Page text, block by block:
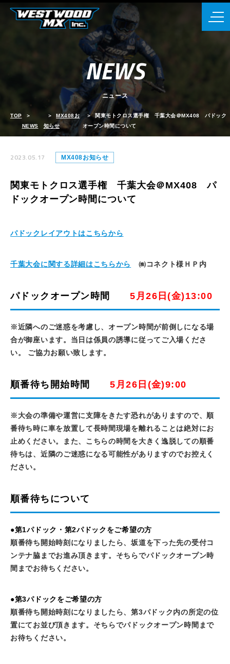
NEWS
ニュース
TOP
NEWS
MX408お
知らせ
関東モトクロス選手権 千葉大会＠MX408 パドック
オープン時間について
2023.05.17 MX408お知らせ
関東モトクロス選手権 千葉大会＠MX408 パ
ドックオープン時間について
パドックレイアウトはこちらから
千葉大会に関する詳細はこちらから ㈱コネクト様ＨＰ内
パドックオープン時間5月26日(金)13:00
※近隣へのご迷惑を考慮し、オープン時間が前倒しになる場
合が御座います。当日は係員の誘導に従ってご入場くださ
い。 ご協力お願い致します。
順番待ち開始時間5月26日(金)9:00
※大会の準備や運営に支障をきたす恐れがありますので、順
番待ち時に車を放置して長時間現場を離れることは絶対にお
止めください。また、こちらの時間を大きく逸脱しての順番
待ちは、近隣のご迷惑になる可能性がありますのでお控えく
ださい。
順番待ちについて
●第1パドック・第2パドックをご希望の方
順番待ち開始時刻になりましたら、坂道を下った先の受付コ
ンテナ脇までお進み頂きます。そちらでパドックオープン時
間までお待ちください。
●第3パドックをご希望の方
順番待ち開始時刻になりましたら、第3パドック内の所定の位
置にてお並び頂きます。そちらでパドックオープン時間まで
お待ちください。